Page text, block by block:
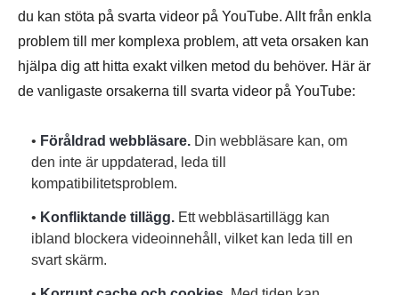
du kan stöta på svarta videor på YouTube. Allt från enkla
problem till mer komplexa problem, att veta orsaken kan
hjälpa dig att hitta exakt vilken metod du behöver. Här är
de vanligaste orsakerna till svarta videor på YouTube:
• Föråldrad webbläsare. Din webbläsare kan, om
den inte är uppdaterad, leda till
kompatibilitetsproblem.
• Konfliktande tillägg. Ett webbläsartillägg kan
ibland blockera videoinnehåll, vilket kan leda till en
svart skärm.